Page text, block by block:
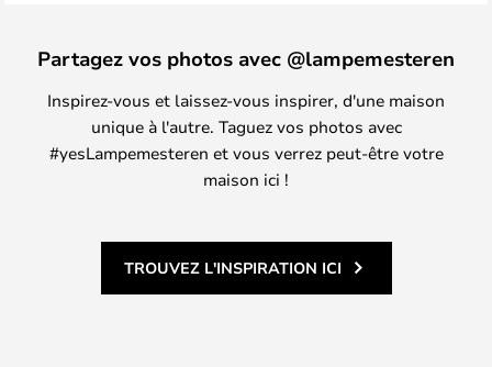
Partagez vos photos avec @lampemesteren
Inspirez-vous et laissez-vous inspirer, d'une maison
unique à l'autre. Taguez vos photos avec
#yesLampemesteren et vous verrez peut-être votre
maison ici !
TROUVEZ L'INSPIRATION ICI